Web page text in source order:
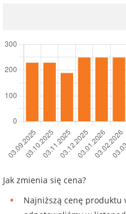
Jak zmienia się cena?
Najniższą cenę produktu